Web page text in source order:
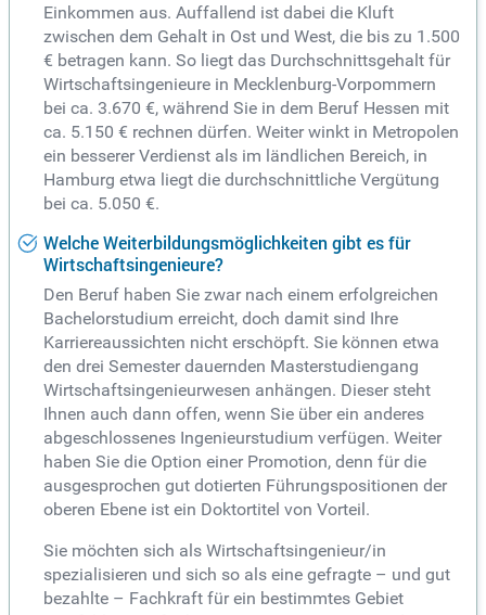
Einkommen aus. Auffallend ist dabei die Kluft
zwischen dem Gehalt in Ost und West, die bis zu 1.500
€ betragen kann. So liegt das Durchschnittsgehalt für
Wirtschaftsingenieure in Mecklenburg-Vorpommern
bei ca. 3.670 €, während Sie in dem Beruf Hessen mit
ca. 5.150 € rechnen dürfen. Weiter winkt in Metropolen
ein besserer Verdienst als im ländlichen Bereich, in
Hamburg etwa liegt die durchschnittliche Vergütung
bei ca. 5.050 €.
Welche Weiterbildungsmöglichkeiten gibt es für
Wirtschaftsingenieure?
Den Beruf haben Sie zwar nach einem erfolgreichen
Bachelorstudium erreicht, doch damit sind Ihre
Karriereaussichten nicht erschöpft. Sie können etwa
den drei Semester dauernden Masterstudiengang
Wirtschaftsingenieurwesen anhängen. Dieser steht
Ihnen auch dann offen, wenn Sie über ein anderes
abgeschlossenes Ingenieurstudium verfügen. Weiter
haben Sie die Option einer Promotion, denn für die
ausgesprochen gut dotierten Führungspositionen der
oberen Ebene ist ein Doktortitel von Vorteil.
Sie möchten sich als Wirtschaftsingenieur/in
spezialisieren und sich so als eine gefragte – und gut
bezahlte – Fachkraft für ein bestimmtes Gebiet